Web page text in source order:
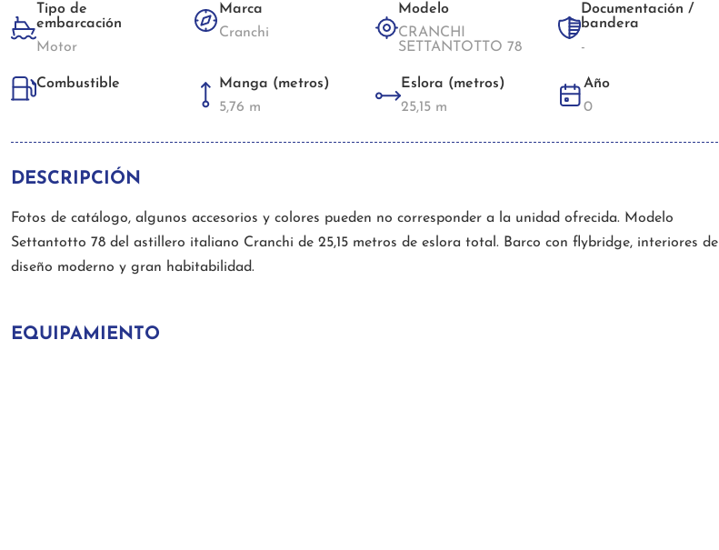
Tipo de
embarcación
Motor
Marca
Cranchi
Modelo
CRANCHI
SETTANTOTTO 78
Documentación /
bandera
-
Combustible
Manga (metros)
5,76 m
Eslora (metros)
25,15 m
Año
0
DESCRIPCIÓN
Fotos de catálogo, algunos accesorios y colores pueden no corresponder a la unidad ofrecida. Modelo
Settantotto 78 del astillero italiano Cranchi de 25,15 metros de eslora total. Barco con flybridge, interiores de
diseño moderno y gran habitabilidad.
EQUIPAMIENTO